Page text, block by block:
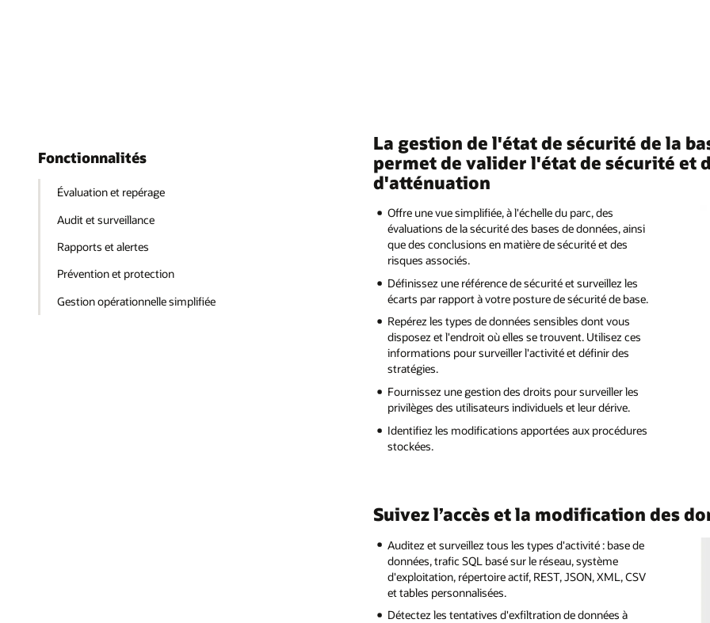
Fonctionnalités
Évaluation et repérage
Audit et surveillance
Rapports et alertes
Prévention et protection
Gestion opérationnelle simplifiée
La gestion de l'état de sécurité de la
permet de valider l'état de sécurité et
d'atténuation
Offre une vue simplifiée, à l'échelle du parc, des
évaluations de la sécurité des bases de données, ainsi
que des conclusions en matière de sécurité et des
risques associés.
Définissez une référence de sécurité et surveillez les
écarts par rapport à votre posture de sécurité de base.
Repérez les types de données sensibles dont vous
disposez et l'endroit où elles se trouvent. Utilisez ces
informations pour surveiller l'activité et définir des
stratégies.
Fournissez une gestion des droits pour surveiller les
privilèges des utilisateurs individuels et leur dérive.
Identifiez les modifications apportées aux procédures
stockées.
Suivez l’accès et la modification des
Auditez et surveillez tous les types d'activité : base de
données, trafic SQL basé sur le réseau, système
d'exploitation, répertoire actif, REST, JSON, XML, CSV
et tables personnalisées.
Détectez les tentatives d'exfiltration de données à